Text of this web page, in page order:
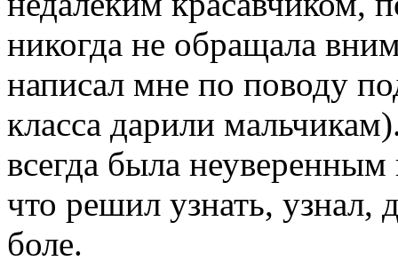
никогда не обращала
написал мне по поводу
класса дарили
всегда была
что решил узнать, узнал,
боле.